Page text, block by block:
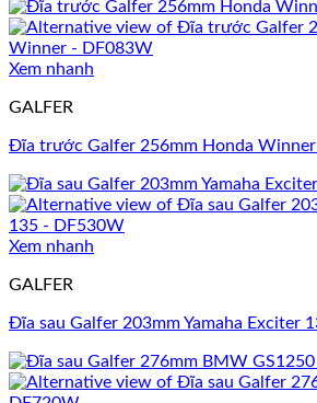
Xem nhanh
GALFER
Đĩa trước Galfer 256mm Honda
Xem nhanh
GALFER
Đĩa sau Galfer 203mm Yamaha Exciter